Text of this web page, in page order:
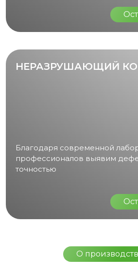
НЕРАЗРУШАЮЩИЙ
Благодаря современной
профессионалов выявим
точностью
О